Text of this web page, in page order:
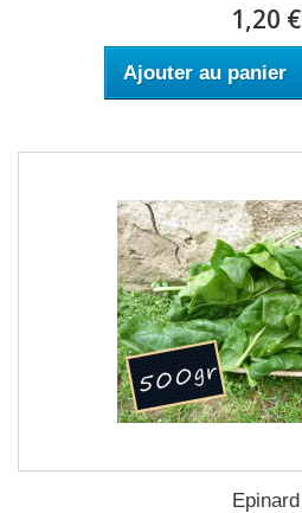
1,20 €
Ajouter au panier
Epinard